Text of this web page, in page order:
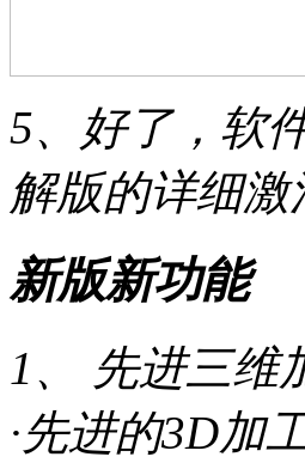
5、好了，软
解版的详细激
新版新功能
1、 先进三维
·先进的3D加